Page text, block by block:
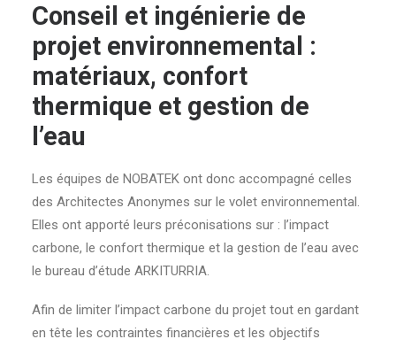
Conseil et ingénierie de
projet environnemental :
matériaux, confort
thermique et gestion de
l’eau
Les équipes de NOBATEK ont donc accompagné celles
des Architectes Anonymes sur le volet environnemental.
Elles ont apporté leurs préconisations sur : l’impact
carbone, le confort thermique et la gestion de l’eau avec
le bureau d’étude ARKITURRIA.
Afin de limiter l’impact carbone du projet tout en gardant
en tête les contraintes financières et les objectifs